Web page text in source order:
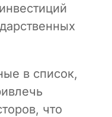
в список,
что